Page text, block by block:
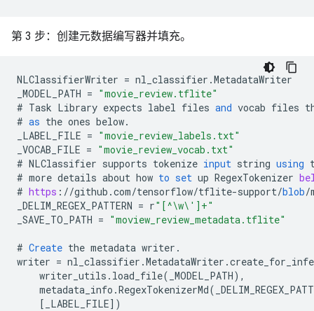
第 3 步：创建元数据编写器并填充。
NLClassifierWriter = nl_classifier .MetadataWriter
_MODEL_PATH = "movie_review.tflite"
# Task Library expects label files and vocab files
# as the ones below.
_LABEL_FILE = "movie_review_labels.txt"
_VOCAB_FILE = "movie_review_vocab.txt"
# NLClassifier supports tokenize input string using
# more details about how to set up RegexTokenizer
# https : //github .com/tensorflow/tflite-support/blob/
_DELIM_REGEX_PATTERN = r"[^\w\']+"
_SAVE_TO_PATH = "moview_review_metadata.tflite"
# Create the metadata writer .
writer = nl_classifier .MetadataWriter .
writer_utils . load_file( _MODEL_PATH),
metadata_info .RegexTokenizerMd(
[ _LABEL_FILE] )